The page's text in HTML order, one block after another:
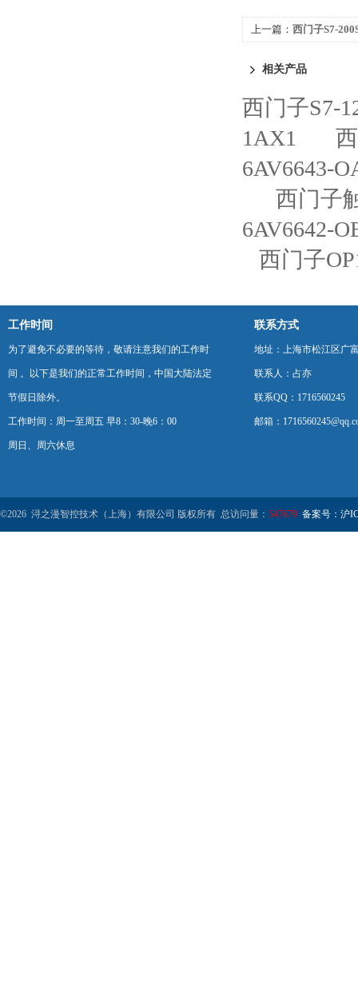
上一篇： 西门子S7-
相关产品
西门子S7-
1AX1
6AV6643-
西门子
6AV6642-
西门子
工作时间
为了避免不必要的等待，敬请注意我们的工作时
间 。以下是我们的正常工作时间，中国大陆法定
节假日除外。
工作时间：周一至周五 早8：30-晚6：00
周日、周六休息
联系方式
地址：上海市松江区广
联系人：占亦
联系QQ：1716560245
邮箱：
©2026 浔之漫智控技术（上海）有限公司 版权所有 总访问量： 547679 备案号：沪